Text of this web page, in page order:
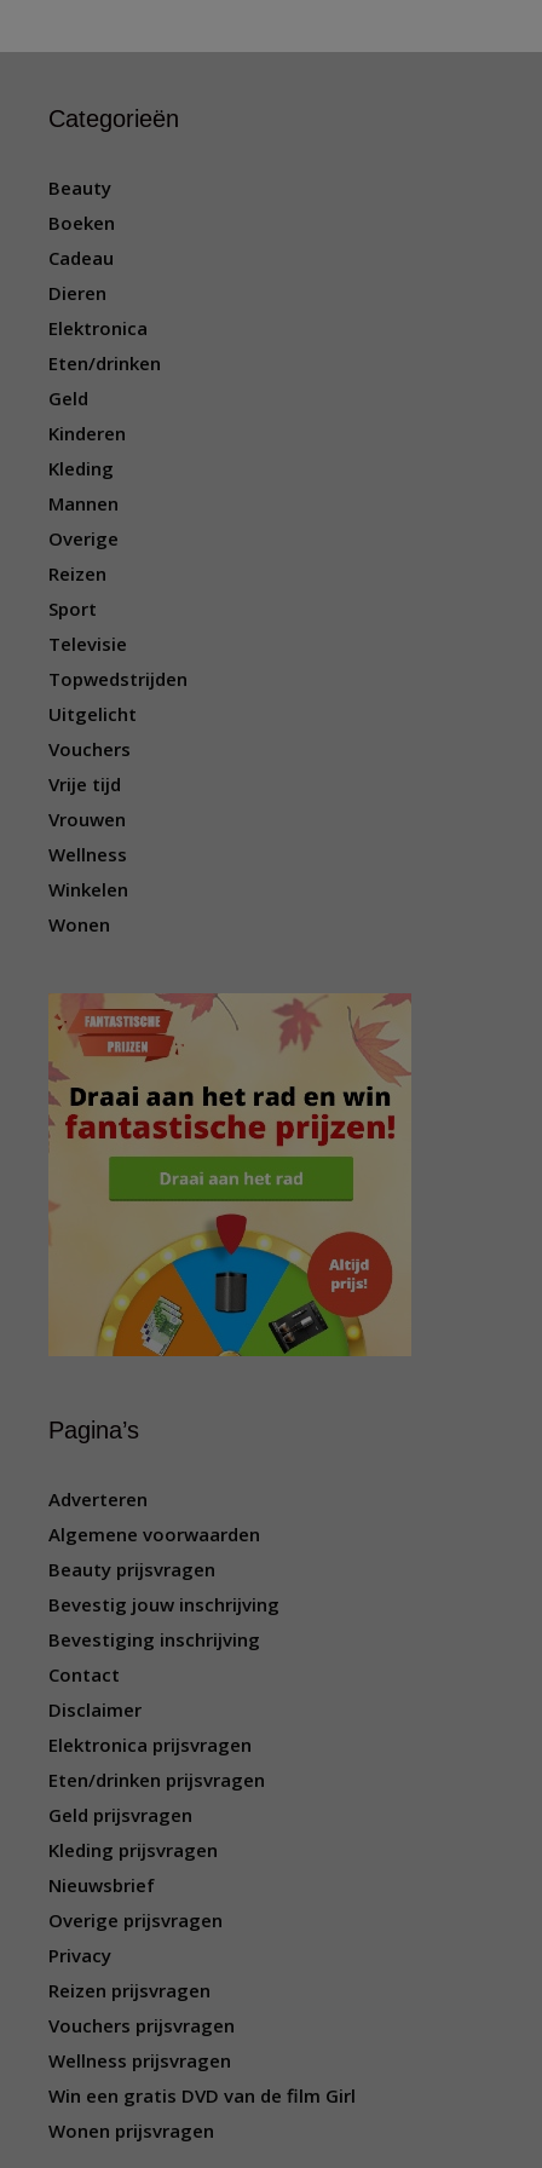
Categorieën
Beauty
Boeken
Cadeau
Dieren
Elektronica
Eten/drinken
Geld
Kinderen
Kleding
Mannen
Overige
Reizen
Sport
Televisie
Topwedstrijden
Uitgelicht
Vouchers
Vrije tijd
Vrouwen
Wellness
Winkelen
Wonen
Pagina’s
Adverteren
Algemene voorwaarden
Beauty prijsvragen
Bevestig jouw inschrijving
Bevestiging inschrijving
Contact
Disclaimer
Elektronica prijsvragen
Eten/drinken prijsvragen
Geld prijsvragen
Kleding prijsvragen
Nieuwsbrief
Overige prijsvragen
Privacy
Reizen prijsvragen
Vouchers prijsvragen
Wellness prijsvragen
Win een gratis DVD van de film Girl
Wonen prijsvragen